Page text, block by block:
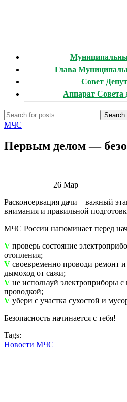
Глава
Совет
Аппарат Совета
Search
МЧС
Первым делом —
26Мар
Расконсервация дачи – важный
внимания и правильной
МЧС России напоминает перед
V проверь состояние
отопления;
V своевременно проводи ремонт
дымоход от сажи;
V не используй электроприборы
проводкой;
V убери с участка сухостой и
Безопасность начинается с тебя!
Tags:
Новости МЧС